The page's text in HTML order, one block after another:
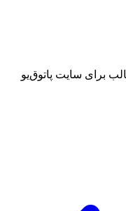
برای سایت پاتوق‌یو